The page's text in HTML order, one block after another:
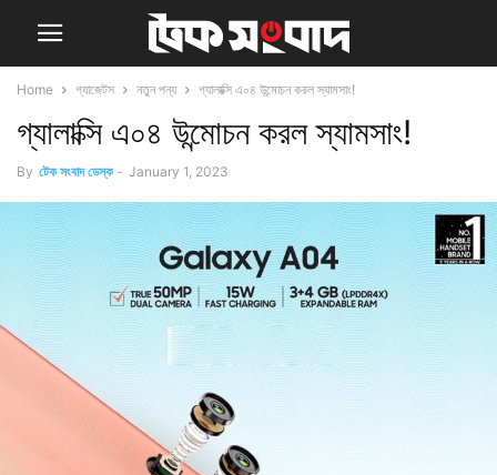
Home গ্যাজেটস নতুন পন্য গ্যালাক্সি এ০৪ উন্মোচন করল স্যামসাং!
গ্যালাক্সি এ০৪ উন্মোচন করল স্যামসাং!
By টেক সংবাদ ডেস্ক - January 1, 2023